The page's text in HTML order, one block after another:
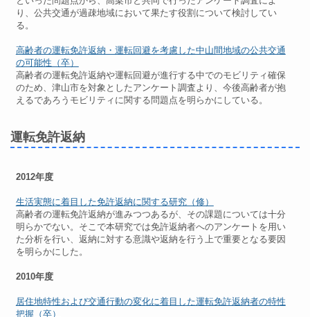
り、公共交通が過疎地域において果たす役割について検討してい
る。
高齢者の運転免許返納・運転回避を考慮した中山間地域の公共交通
の可能性（卒）
高齢者の運転免許返納や運転回避が進行する中でのモビリティ確保
のため、津山市を対象としたアンケート調査より、今後高齢者が抱
えるであろうモビリティに関する問題点を明らかにしている。
運転免許返納
2012年度
生活実態に着目した免許返納に関する研究（修）
高齢者の運転免許返納が進みつつあるが、その課題については十分
明らかでない。そこで本研究では免許返納者へのアンケートを用い
た分析を行い、返納に対する意識や返納を行う上で重要となる要因
を明らかにした。
2010年度
居住地特性および交通行動の変化に着目した運転免許返納者の特性
把握（卒）